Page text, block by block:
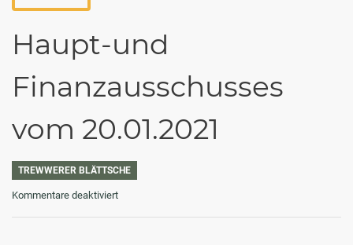
Haupt-und
Finanzausschusses
vom 20.01.2021
TREWWERER BLÄTTSCHE
Kommentare deaktiviertfür